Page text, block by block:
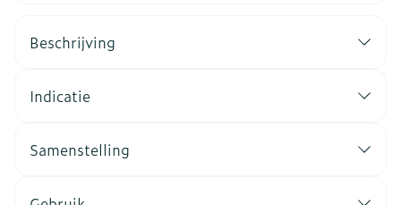
Beschrijving
Indicatie
Samenstelling